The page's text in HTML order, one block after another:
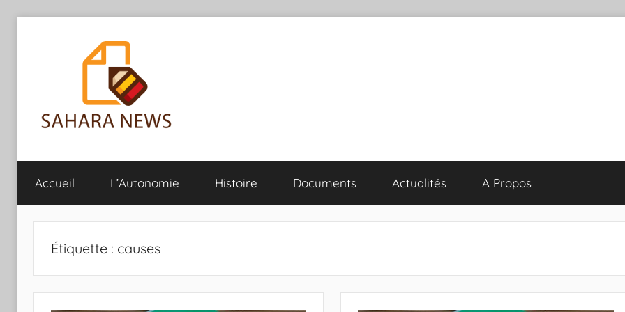
Sahara
News
l'info
sur
Accueil L’Autonomie Histoire Documents Actualités A Propos
Étiquette : causes